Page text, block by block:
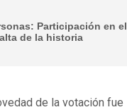
Participación en el
de la historia
de la votación fue